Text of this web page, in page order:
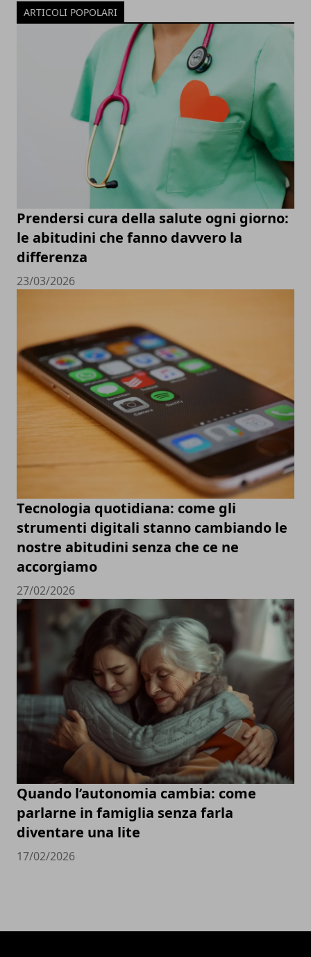
ARTICOLI POPOLARI
Prendersi cura della salute ogni giorno:
le abitudini che fanno davvero la
differenza
23/03/2026
Tecnologia quotidiana: come gli
strumenti digitali stanno cambiando le
nostre abitudini senza che ce ne
accorgiamo
27/02/2026
Quando l’autonomia cambia: come
parlarne in famiglia senza farla
diventare una lite
17/02/2026